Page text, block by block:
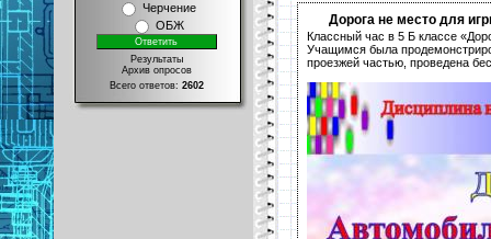
Черчение
ОБЖ
Результаты
Архив опросов
Всего ответов: 2602
Дорога не место для
Классный час в 5 Б классе
Учащимся была
проезжей частью, проведена